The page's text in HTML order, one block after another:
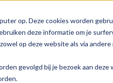
op. Deze cookies worden
deze informatie om je
op deze website als via andere
gevolgd bij je bezoek aan